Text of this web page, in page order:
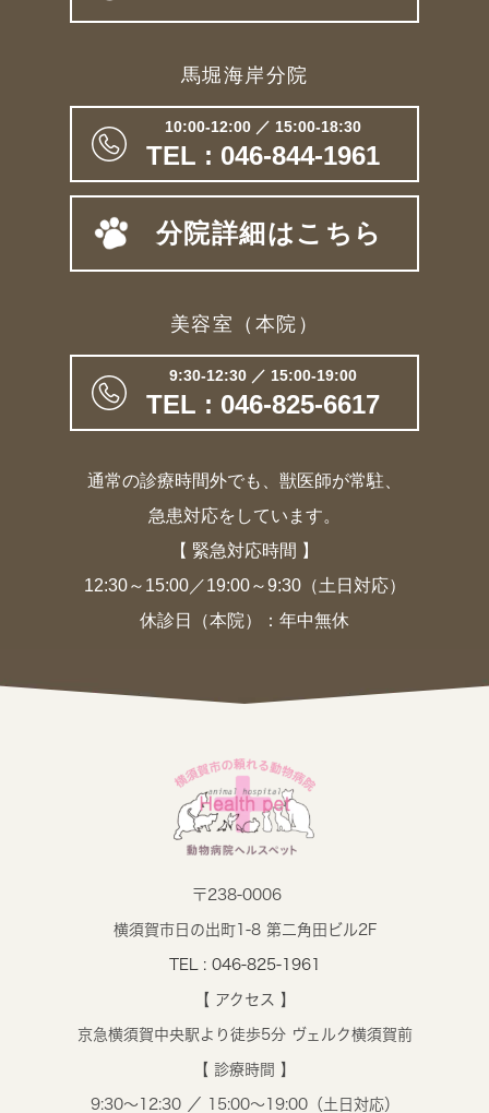
馬堀海岸分院
10:00-12:00 ／ 15:00-18:30
TEL : 046-844-1961
分院詳細はこちら
美容室（本院）
9:30-12:30 ／ 15:00-19:00
TEL : 046-825-6617
通常の診療時間外でも、獣医師が常駐、
急患対応をしています。
【 緊急対応時間 】
12:30～15:00／19:00～9:30（土日対応）
休診日（本院）：年中無休
〒238-0006
横須賀市日の出町1-8 第二角田ビル2F
TEL : 046-825-1961
【 アクセス 】
京急横須賀中央駅より徒歩5分 ヴェルク横須賀前
【 診療時間 】
9:30～12:30 ／ 15:00～19:00（土日対応）